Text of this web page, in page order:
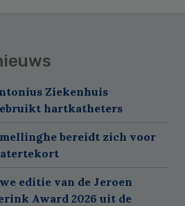
Ziekenhuis
hartkatheters
bereidt zich voor
editie van de Jeroen
Award 2026 uit de